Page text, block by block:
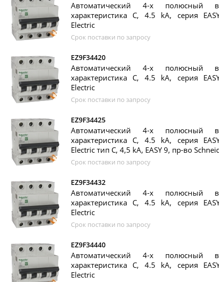
Автоматический 4-х полюсный
характеристика C, 4.5 kA, серия
Electric
Срок поставки по запросу
EZ9F34420
Автоматический 4-х полюсный
характеристика C, 4.5 kA, серия
Electric
Срок поставки по запросу
EZ9F34425
Автоматический 4-х полюсный
характеристика C, 4.5 kA, серия
Electric тип C, 4,5 kA, EASY 9, пр-во
Срок поставки по запросу
EZ9F34432
Автоматический 4-х полюсный
характеристика C, 4.5 kA, серия
Electric
Срок поставки по запросу
EZ9F34440
Автоматический 4-х полюсный
характеристика C, 4.5 kA, серия
Electric